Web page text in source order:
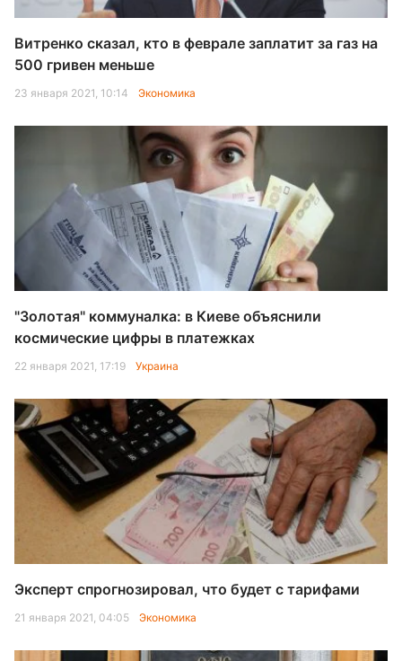
Витренко сказал, кто в феврале заплатит за газ на
500 гривен меньше
23 января 2021, 10:14 Экономика
"Золотая" коммуналка: в Киеве объяснили
космические цифры в платежках
22 января 2021, 17:19 Украина
Эксперт спрогнозировал, что будет с тарифами
21 января 2021, 04:05 Экономика